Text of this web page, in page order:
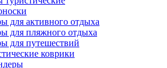
для активного отдыха
для пляжного отдыха
для путешествий
коврики